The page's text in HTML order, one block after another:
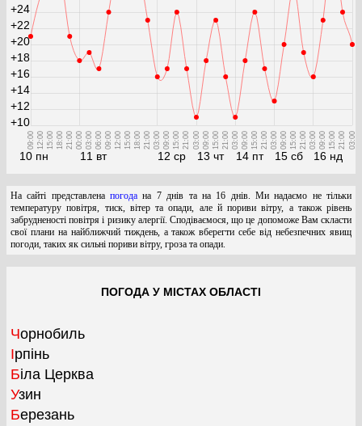
10 пн
09:00 12:00 15:00 18:00 21:00
11 вт
00:00 03:00 06:00 09:00 12:00 15:00 18:00 21:00
12 ср
03:00 09:00 15:00 21:00
13 чт
03:00 09:00 15:00 21:00
14 пт
03:00 09:00 15:00 21:00
15 сб
03:00 09:00 15:00 21:00
16 нд
03:00 09:00 15:00 21:00 03:00
+10
+12
+14
+16
+18
+20
+22
+24
На сайті представленапогода на 7 днів та на 16 днів. Ми надаємо не тільки
температуру повітря, тиск, вітер та опади, але й пориви вітру, а також рівень
забрудненості повітря і ризику алергії. Сподіваємося, що це допоможе Вам скласти
свої плани на найближчий тиждень, а також вберегти себе від небезпечних явищ
погоди, таких як сильні пориви вітру, гроза та опади.
ПОГОДА У МІСТАХ ОБЛАСТІ
Чорнобиль
Ірпінь
Біла Церква
Узин
Березань